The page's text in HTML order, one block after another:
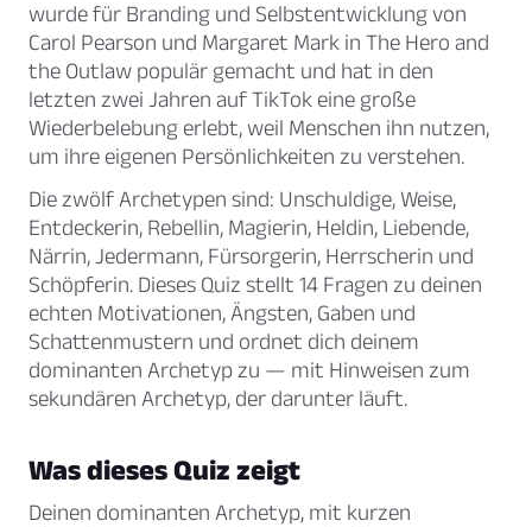
wurde für Branding und Selbstentwicklung von
Carol Pearson und Margaret Mark in The Hero and
the Outlaw populär gemacht und hat in den
letzten zwei Jahren auf TikTok eine große
Wiederbelebung erlebt, weil Menschen ihn nutzen,
um ihre eigenen Persönlichkeiten zu verstehen.
Die zwölf Archetypen sind: Unschuldige, Weise,
Entdeckerin, Rebellin, Magierin, Heldin, Liebende,
Närrin, Jedermann, Fürsorgerin, Herrscherin und
Schöpferin. Dieses Quiz stellt 14 Fragen zu deinen
echten Motivationen, Ängsten, Gaben und
Schattenmustern und ordnet dich deinem
dominanten Archetyp zu — mit Hinweisen zum
sekundären Archetyp, der darunter läuft.
Was dieses Quiz zeigt
Deinen dominanten Archetyp, mit kurzen